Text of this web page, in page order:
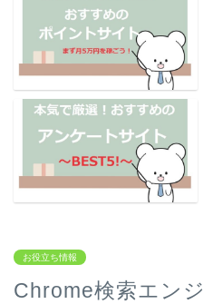
お役立ち情報
Chrome検索エン